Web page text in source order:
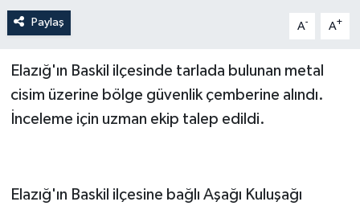
Paylaş A- A+
Elazığ'ın Baskil ilçesinde tarlada bulunan metal
cisim üzerine bölge güvenlik çemberine alındı.
İnceleme için uzman ekip talep edildi.
Elazığ'ın Baskil ilçesine bağlı Aşağı Kuluşağı